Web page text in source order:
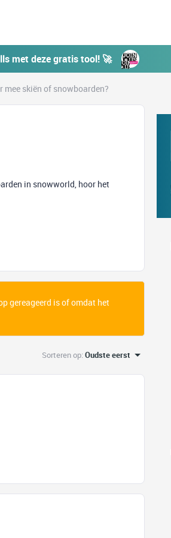
met deze gratis tool! 🚀
mee skiën of snowboarden?
in snowworld, hoor het
gereageerd is of omdat het
Sorteren op:Oudste eerst